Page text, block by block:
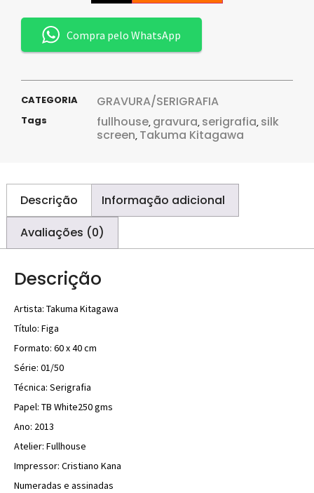
Compra pelo WhatsApp
CATEGORIA GRAVURA/SERIGRAFIA
Tags fullhouse, gravura, serigrafia, silk
screen, Takuma Kitagawa
Descrição Informação adicional
Avaliações (0)
Descrição
Artista: Takuma Kitagawa
Título: Figa
Formato: 60 x 40 cm
Série: 01/50
Técnica: Serigrafia
Papel: TB White250 gms
Ano: 2013
Atelier: Fullhouse
Impressor: Cristiano Kana
Numeradas e assinadas